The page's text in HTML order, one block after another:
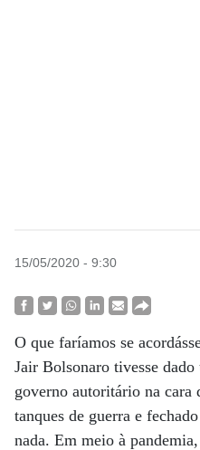
15/05/2020 - 9:30
O que faríamos se
Jair Bolsonaro tivesse
governo autoritário na cara
tanques de guerra e
nada. Em meio à